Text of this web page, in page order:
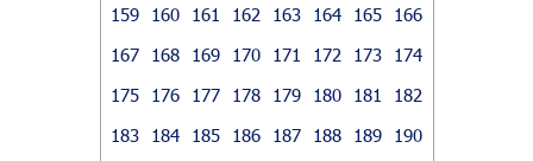
159
160 161 162 163 164 165
166
167
168 169 170 171 172 173
174
175
176 177 178 179 180 181
182
183
184 185 186 187 188 189
190